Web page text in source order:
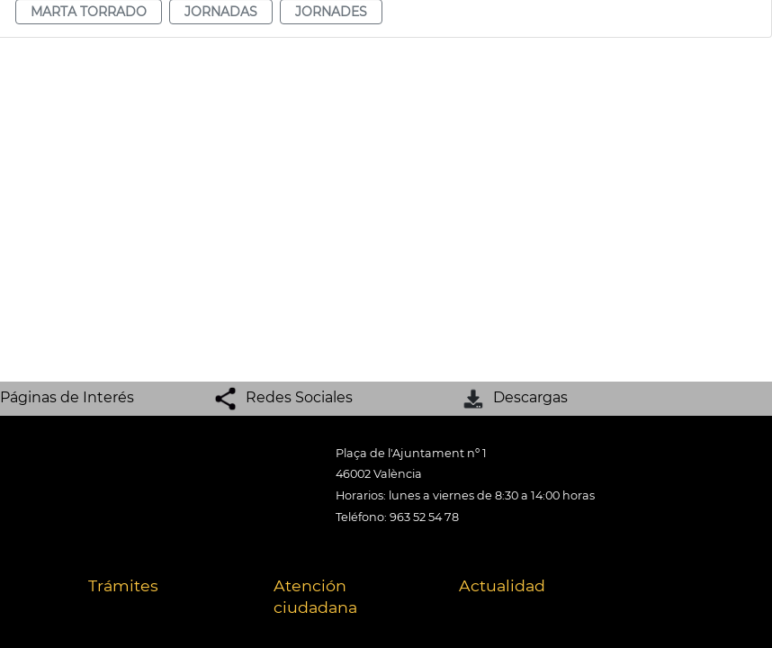
MARTA TORRADO
JORNADAS JORNADES
Páginas de Interés Redes Sociales Descargas
Plaça de l'Ajuntament nº 1
46002 València
Horarios: lunes a viernes de 8:30 a 14:00 horas
Teléfono: 963 52 54 78
Trámites
Atención
ciudadana
Actualidad